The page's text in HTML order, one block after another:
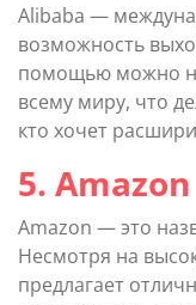
Alibaba —
возможность
помощью можно
всему миру, что
кто хочет
5. Amazon
Amazon — это
Несмотря на
предлагает